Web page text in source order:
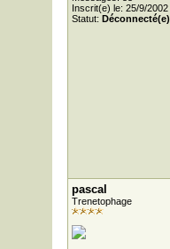
Inscrit(e) le: 25/9/2002
Statut: Déconnecté(e)
pascal
Trenetophage